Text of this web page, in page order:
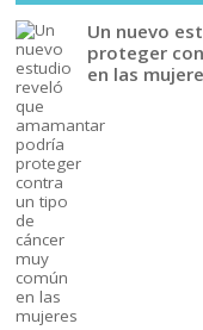
Un nuevo
proteger
en las